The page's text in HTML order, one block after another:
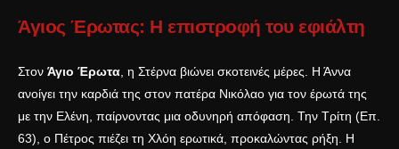
Άγιος Έρωτας: Η επιστροφή του εφιάλτη
Στον Άγιο Έρωτα, η Στέρνα βιώνει σκοτεινές μέρες. Η Άννα
ανοίγει την καρδιά της στον πατέρα Νικόλαο για τον έρωτά της
με την Ελένη, παίρνοντας μια οδυνηρή απόφαση. Την Τρίτη (Επ.
63), ο Πέτρος πιέζει τη Χλόη ερωτικά, προκαλώντας ρήξη. Η